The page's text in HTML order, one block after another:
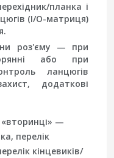
планка і
(I/O-матриця)
роз'єму — при
або при
ланцюгів
додаткові
—
перелік
кінцевиків/